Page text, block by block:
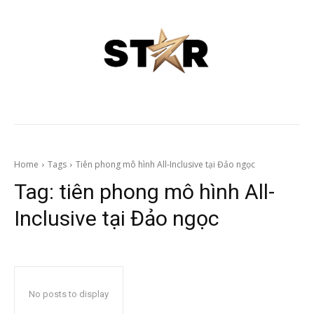
Home Tags Tiên phong mô hình All-Inclusive tại Đảo ngọc
Tag: tiên phong mô hình All-
Inclusive tại Đảo ngọc
No posts to display